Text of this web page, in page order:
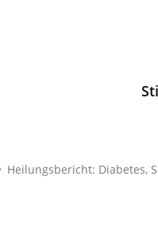
Heilungsbericht: Diabetes,